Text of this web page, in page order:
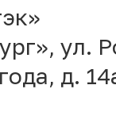
ул.
д.